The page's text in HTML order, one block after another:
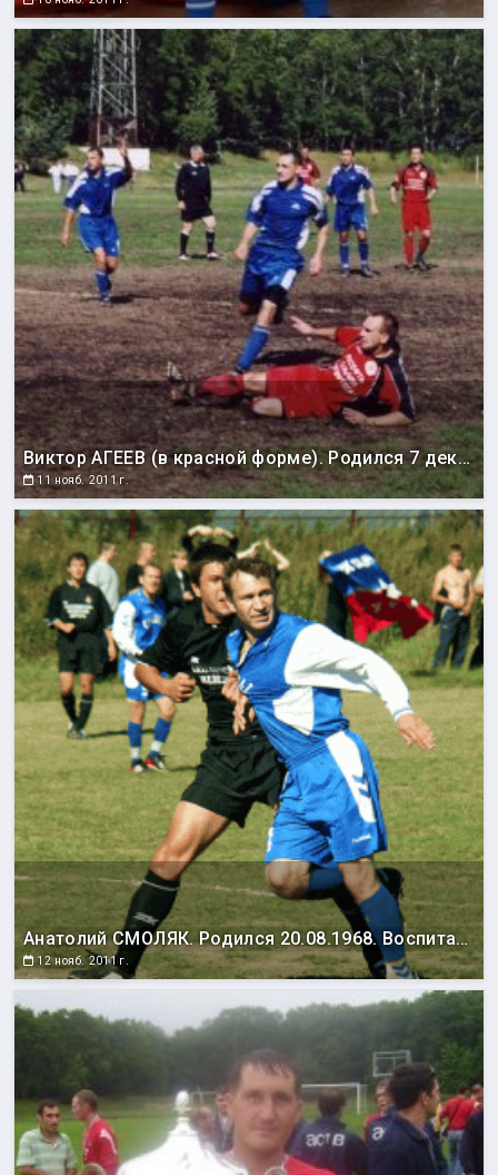
Виктор АГЕЕВ (в красной форме). Родился 7 декабря 1969 года. Воспитанник быковского футбола. Выступал за команды «Шахтер» (Быков), «Автомобилист» (Южно-Сахалинск), «Нефтяник» (Ноглики), «Портовик» (Холмск), «Крылья Сахалина» (Южно-Сахалинск), «Энергия» (Южно-Сахалинск). Чемпион области 1998, 2003, 2004, 2008 годов. Серебряный призер 1991,1993,1997 годов. Бронзовый призер 1992, 2005, 2011 годов. Обладатель Кубка области 2008 года. Обладатель Суперкубка области 2008 года. Победитель зонального турнира первенства России среди команд ЛФК 2004 и 2006 годов. Бронзовый призер зонального турнира среди команд ЛФК 2001-2003 годов. Обладатель Кубка Дальнего Востока 2003 года. Лучший нападающий и бомбардир (25 голов) чемпионата области 1993 года. Лучший полузащитник чемпионата области 1996 года. Лучший нападающий чемпионата области по футзалу 2003 года. Лучший нападающий чемпионата области 2003 года. Лучший полузащитник Кубка области по футзалу 2004 года. Лучший бомбардир Кубка Дальнего Востока 2003 года.
11 нояб. 2011 г.
Анатолий СМОЛЯК. Родился 20.08.1968. Воспитанник сахалинского футбола. Выступал за команды мастеров «Сахалин» (1989-1995), СКА Хабаровск (1997-1999), «Сахалин» (2007-2008). Рекордсмен по количеству игр в составе островной профессиональной команды (192). Всего в первенствах СССР/России сыграл 227 матчей (1 гол). В Кубке России – 4 матча (0 забитых мячей). Победитель зонального турнира первенства СССР среди команд второй лиги (1990), серебряный (1999) и дважды бронзовый призер (1994, 1997) зонального турнира первенства России среди команд второй лиги. Неоднократный чемпион и обладатель Кубка Сахалинской области. Обладатель Кубка Тихого океана (1986 год). Лучший защитник Сахалинской области 1988 года. Один из лучших защитников в истории сахалинского футбола.
12 нояб. 2011 г.